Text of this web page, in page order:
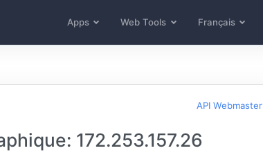
Apps Web Tools Français
API Webmaster
172.253.157.26